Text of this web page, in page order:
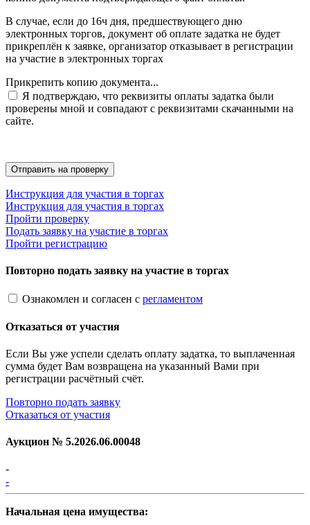
В случае, если до 16ч дня, предшествующего дню
электронных торгов, документ об оплате задатка не будет
прикреплён к заявке, организатор отказывает в регистрации
на участие в электронных торгах
Прикрепить копию документа...
Я подтверждаю, что реквизиты оплаты задатка были
проверены мной и совпадают с реквизитами скачанными на
сайте.
Инструкция для участия в торгах
Инструкция для участия в торгах
Пройти проверку
Подать заявку на участие в торгах
Пройти регистрацию
Повторно подать заявку на участие в торгах
Ознакомлен и согласен с регламентом
Отказаться от участия
Если Вы уже успели сделать оплату задатка, то выплаченная
сумма будет Вам возвращена на указанный Вами при
регистрации расчётный счёт.
Повторно подать заявку
Отказаться от участия
Аукцион № 5.2026.06.00048
-
-
Начальная цена имущества: